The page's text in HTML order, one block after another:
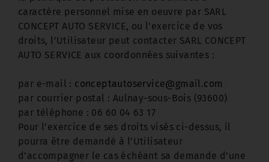
caractère personnel mise en oeuvre par SARL
CONCEPT AUTO SERVICE, ou l’exercice de vos
droits, l’Utilisateur peut contacter SARL CONCEPT
AUTO SERVICE aux coordonnées suivantes :
par e-mail : conceptautoservice@gmail.com
par courrier postal : Aulnay-sous-Bois (93600)
par téléphone : 06 60 04 63 17
Pour l’exercice de ses droits visés ci-dessus, il
pourra être demandé à l’Utilisateur
d’accompagner le cas échéant sa demande d'une